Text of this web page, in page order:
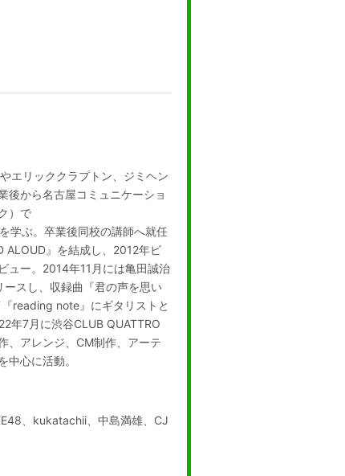
エリッククラプトン、ジミヘン
後から名古屋コミュニケーショ
）で
学ぶ。卒業後同校の講師へ就任
ALOUD』を結成し、2012年ビ
ュー。2014年11月には亀田誠治
スし、収録曲『君の声を思い
reading note』にギタリストと
年7月に渋谷CLUB QUATTRO
、アレンジ、CM制作、アーテ
中心に活動。
、kukatachii、中島満雄、CJ